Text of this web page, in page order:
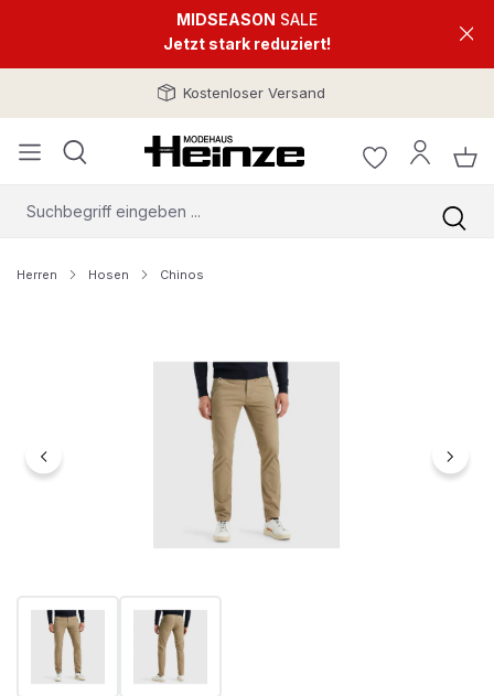
MIDSEASON SALE
Jetzt stark reduziert!
Kostenloser Versand
Herren Hosen Chinos